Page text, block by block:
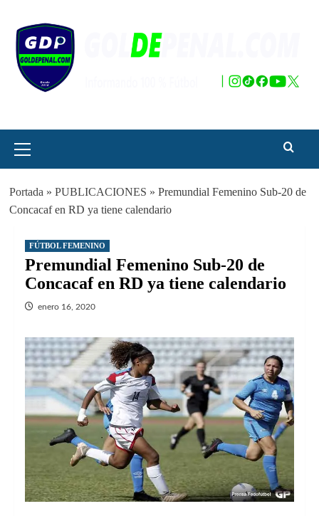
contenido
principal
Portada » PUBLICACIONES » Premundial Femenino Sub-20 de
Concacaf en RD ya tiene calendario
FÚTBOL FEMENINO
Premundial Femenino Sub-20 de
Concacaf en RD ya tiene calendario
enero 16, 2020